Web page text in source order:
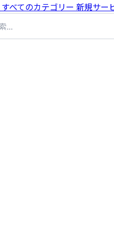
すべてのカテゴリー 新規サー